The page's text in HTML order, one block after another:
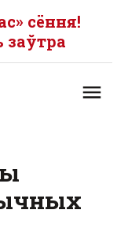
сёння!